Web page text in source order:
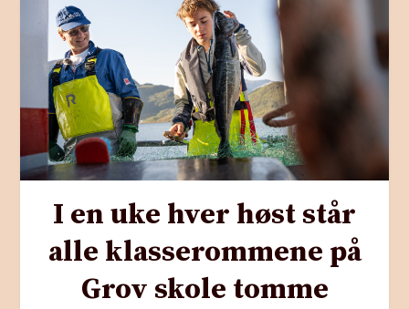
I en uke hver høst står
alle klasserommene på
Grov skole tomme